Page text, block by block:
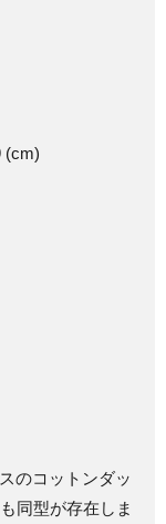
(cm)
のコットンダッ
同型が存在しま